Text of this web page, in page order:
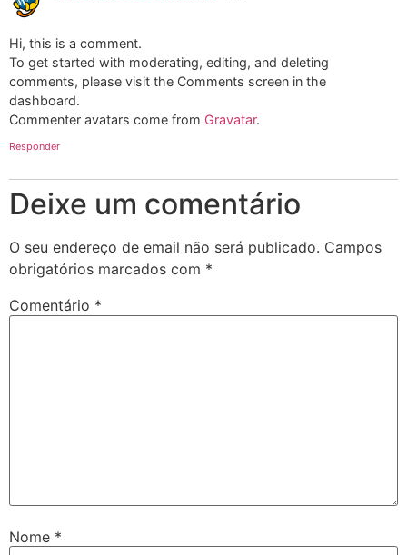
Hi, this is a comment.
To get started with moderating, editing, and deleting
comments, please visit the Comments screen in the
dashboard.
Commenter avatars come from Gravatar.
Responder
Deixe um comentário
O seu endereço de email não será publicado. Campos
obrigatórios marcados com *
Comentário *
Nome *